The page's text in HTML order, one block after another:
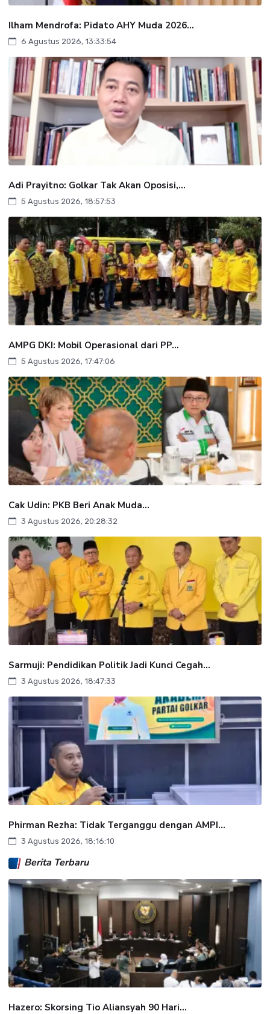
Ilham Mendrofa: Pidato AHY Muda 2026...
6 Agustus 2026, 13:33:54
Adi Prayitno: Golkar Tak Akan Oposisi,...
5 Agustus 2026, 18:57:53
AMPG DKI: Mobil Operasional dari PP...
5 Agustus 2026, 17:47:06
Cak Udin: PKB Beri Anak Muda...
3 Agustus 2026, 20:28:32
Sarmuji: Pendidikan Politik Jadi Kunci Cegah...
3 Agustus 2026, 18:47:33
Phirman Rezha: Tidak Terganggu dengan AMPI...
3 Agustus 2026, 18:16:10
Berita Terbaru
Hazero: Skorsing Tio Aliansyah 90 Hari...